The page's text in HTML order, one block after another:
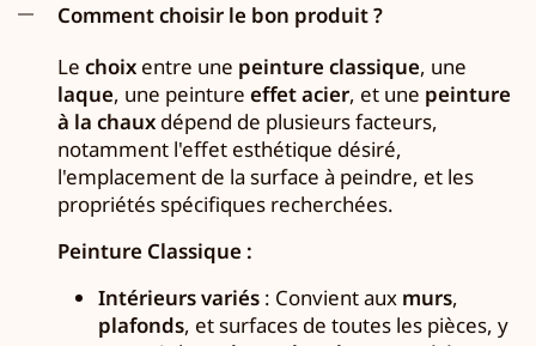
Comment choisir le bon produit ?
Le choix entre une peinture classique, une
laque, une peinture effet acier, et une peinture
à la chaux dépend de plusieurs facteurs,
notamment l'effet esthétique désiré,
l'emplacement de la surface à peindre, et les
propriétés spécifiques recherchées.
Peinture Classique :
Intérieurs variés: Convient aux murs,
plafonds, et surfaces de toutes les pièces, y